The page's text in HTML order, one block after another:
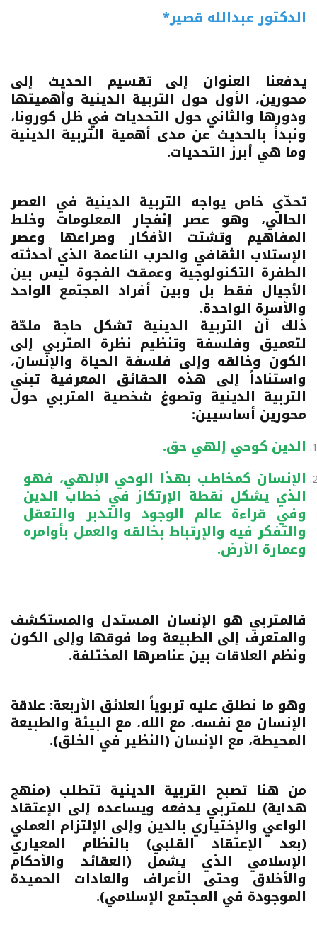
الدكتور عبدالله قصير*
يدفعنا العنوان إلى تقسيم الحديث إلى
محورين، الأول حول التربية الدينية وأهميتها
ودورها والثاني حول التحديات في ظل كورونا،
ونبدأ بالحديث عن مدى أهمية التربية الدينية
وما هي أبرز التحديات.
تحدّي خاص يواجه التربية الدينية في العصر
الحالي، وهو عصر إنفجار المعلومات وخلط
المفاهيم وتشتت الأفكار وصراعها وعصر
الإستلاب الثقافي والحرب الناعمة الذي أحدثته
الطفرة التكنولوجية وعمقت الفجوة ليس بين
الأجيال فقط بل وبين أفراد المجتمع الواحد
والأسرة الواحدة.
ذلك أن التربية الدينية تشكل حاجة ملحّة
لتعميق وفلسفة وتنظيم نظرة المتربي إلى
الكون وخالقه وإلى فلسفة الحياة والإنسان،
واستناداً إلى هذه الحقائق المعرفية تبني
التربية الدينية وتصوغ شخصية المتربي حول
محورين أساسيين:
الدين كوحي إلهي حق.
الإنسان كمخاطب بهذا الوحي الإلهي، فهو
الذي يشكل نقطة الإرتكاز في خطاب الدين
وفي قراءة عالم الوجود والتدبر والتعقل
والتفكر فيه والإرتباط بخالقه والعمل بأوامره
وعمارة الأرض.
فالمتربي هو الإنسان المستدل والمستكشف
والمتعرف إلى الطبيعة وما فوقها وإلى الكون
ونظم العلاقات بين عناصرها المختلفة.
وهو ما نطلق عليه تربوياً العلائق الأربعة: علاقة
الإنسان مع نفسه، مع الله، مع البيئة والطبيعة
المحيطة، مع الإنسان (النظير في الخلق).
من هنا تصبح التربية الدينية تتطلب (منهج
هداية) للمتربي يدفعه ويساعده إلى الإعتقاد
الواعي والإختياري بالدين وإلى الإلتزام العملي
(بعد الإعتقاد القلبي) بالنظام المعياري
الإسلامي الذي يشمل (العقائد والأحكام
والأخلاق وحتى الأعراف والعادات الحميدة
الموجودة في المجتمع الإسلامي).